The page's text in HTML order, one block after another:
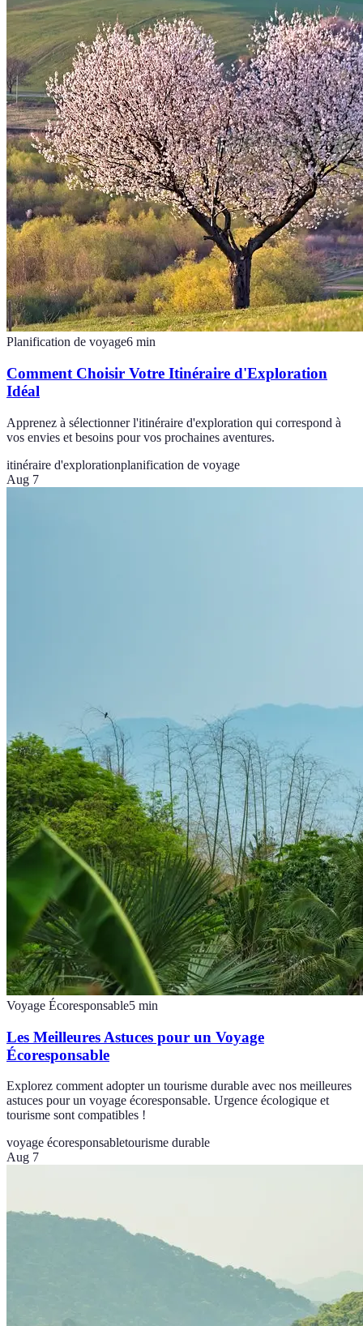
Planification de voyage6 min
Comment Choisir Votre Itinéraire d'Exploration
Idéal
Apprenez à sélectionner l'itinéraire d'exploration qui correspond à
vos envies et besoins pour vos prochaines aventures.
itinéraire d'explorationplanification de voyage
Aug 7
Voyage Écoresponsable5 min
Les Meilleures Astuces pour un Voyage
Écoresponsable
Explorez comment adopter un tourisme durable avec nos meilleures
astuces pour un voyage écoresponsable. Urgence écologique et
tourisme sont compatibles !
voyage écoresponsabletourisme durable
Aug 7